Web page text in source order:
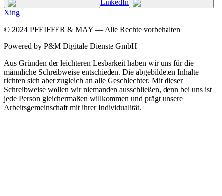
LinkedIn
Xing
© 2024 PFEIFFER & MAY — Alle Rechte vorbehalten
Powered by P&M Digitale Dienste GmbH
Aus Gründen der leichteren Lesbarkeit haben wir uns für die
männliche Schreibweise entschieden. Die abgebildeten Inhalte
richten sich aber zugleich an alle Geschlechter. Mit dieser
Schreibweise wollen wir niemanden ausschließen, denn bei uns ist
jede Person gleichermaßen willkommen und prägt unsere
Arbeitsgemeinschaft mit ihrer Individualität.